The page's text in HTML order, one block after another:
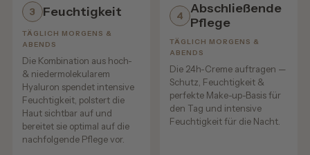
hinterlässt ein glattes, gepflegtes Hautgefühl – ohne
schwer oder fettig zu wirken.
Die Haut wirkt frischer, geschmeidiger und sichtbar
gepflegt, ohne ihre natürliche Ausstrahlung zu verlieren.
Was passiert durch die Anwendung?
3 Feuchtigkeit
TÄGLICH MORGENS &
ABENDS
Die Kombination aus hoch-
& niedermolekularem
Hyaluron spendet intensive
Feuchtigkeit, polstert die
Haut sichtbar auf und
bereitet sie optimal auf die
nachfolgende Pflege vor.
4
Abschließende
Pflege
TÄGLICH MORGENS &
ABENDS
Die 24h-Creme auftragen —
Schutz, Feuchtigkeit &
perfekte Make-up-Basis für
den Tag und intensive
Feuchtigkeit für die Nacht.